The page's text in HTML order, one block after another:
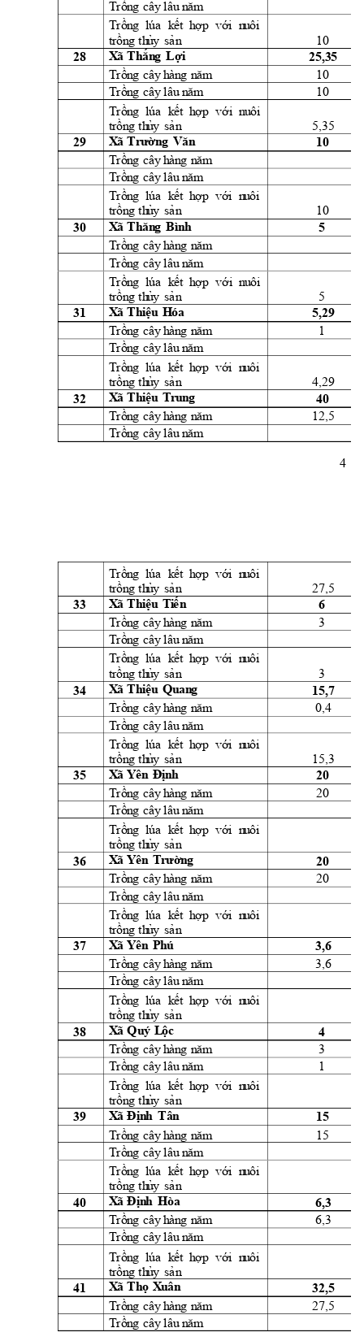
4
Trồng cây lâu năm
Trồng lúa kết hợp với
  n
uôi
trồng thủy sản 10
28 Xã Thắng Lợi 25,35
Trồng cây hàng năm 10
Trồng cây lâu năm 10
Trồng lúa kết hợp với  nuôi
trồng thủy sản 5,35
29 Xã Trường Văn 10
Trồng cây hàng năm
Trồng cây lâu năm
Trồng lúa kết hợp với
  n
uôi
trồng thủy sản 10
30 Xã Thăng Bình 5
Trồng cây hàng năm
Trồng cây lâu năm
Trồng lúa kết hợp với  nuôi
trồng thủy sản 5
31 Xã Thiệu Hóa 5,29
Trồng cây hàng năm 1
Trồng cây lâu năm
Trồng lúa kết hợp với
  n
uôi
trồng thủy sản 4,29
32 Xã Thiệu Trung 40
Trồng cây hàng năm 12,5
Trồng cây lâu năm
Trồng lúa kết hợp với
  n
uôi
trồng thủy sản 27,5
33 Xã Thiệu Tiến 6
Trồng cây hàng năm 3
Trồng cây lâu năm
Trồng lúa kết hợp với
  n
uôi
trồng thủy sản 3
34 Xã Thiệu Quang 15,7
Trồng cây hàng năm 0,4
Trồng cây lâu năm
Trồng lúa kết hợp với
  n
uôi
trồng thủy sản 15,3
35 Xã Yên Định 20
Trồng cây hàng năm 20
Trồng cây lâu năm
Trồng lúa kết hợp với
  n
uôi
trồng thủy sản
36 Xã Yên Trường 20
Trồng cây hàng năm 20
Trồng cây lâu năm
Trồng lúa kết hợp với
  n
uôi
trồng thủy sản
37 Xã Yên Phú 3,6
Trồng cây hàng năm 3,6
Trồng cây lâu năm
Trồng lúa kết hợp với
  n
uôi
trồng thủy sản
38 Xã Quý Lộc 4
Trồng cây hàng năm 3
Trồng cây lâunăm 1
Trồng lúa kết hợp với
  n
uôi
trồng thủy sản
39 Xã Định Tân 15
Trồng cây hàng năm 15
Trồng cây lâu năm
Trồng lúa kết hợp với
  n
uôi
trồng thủy sản
40 Xã Định Hòa 6,3
Trồng cây hàng năm 6,3
Trồng cây lâunăm
Trồng lúa kết hợp với
  n
uôi
trồng thủy sản
41 Xã Thọ Xuân 32,5
Trồng cây hàng năm 27,5
Trồng cây lâu năm